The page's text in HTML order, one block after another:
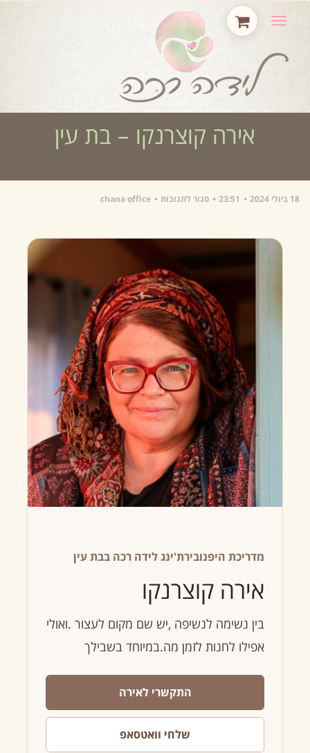
תפריט
אירה קוצרנקו – בת עין
18 ביולי 2024 23:51 סגור לתגובות chana office
מדריכת היפנובירת'ינג לידה רכה בבת עין
אירה קוצרנקו
בין נשימה לנשיפה ,יש שם מקום לעצור .ואולי
אפילו לחנות לזמן מה.במיוחד בשבילך
התקשרי לאירה
שלחי וואטסאפ